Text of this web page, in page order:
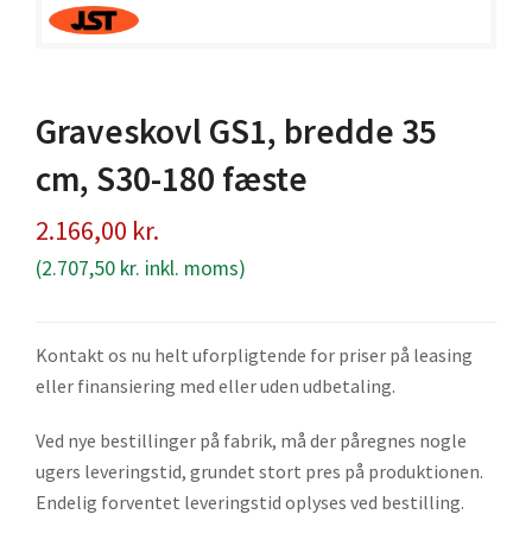
Graveskovl GS1, bredde 35
cm, S30-180 fæste
2.166,00 kr.
(2.707,50 kr. inkl. moms)
Kontakt os nu helt uforpligtende for priser på leasing
eller finansiering med eller uden udbetaling.
Ved nye bestillinger på fabrik, må der påregnes nogle
ugers leveringstid, grundet stort pres på produktionen.
Endelig forventet leveringstid oplyses ved bestilling.